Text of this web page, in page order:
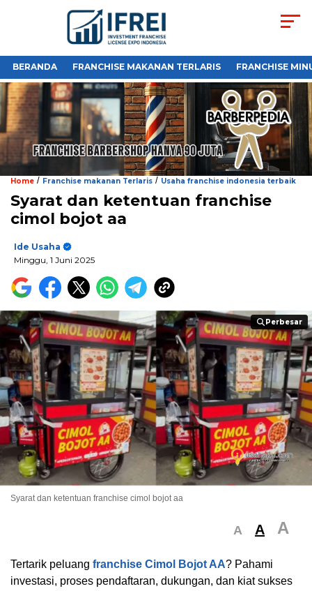
BERANDA FRANCHISE MAKANAN TERLARIS FRANCHISE
Home / Franchise makanan Terlaris / Usaha franchise indonesia terbaik
Syarat dan ketentuan franchise
cimol bojot aa
Ide Usaha
Minggu, 1 Juni 2025
Perbesar
Perbesar
Syarat dan ketentuan franchise cimol bojot aa
A A A
Tertarik peluang franchise Cimol Bojot AA? Pahami
investasi, proses pendaftaran, dukungan, dan kiat sukses